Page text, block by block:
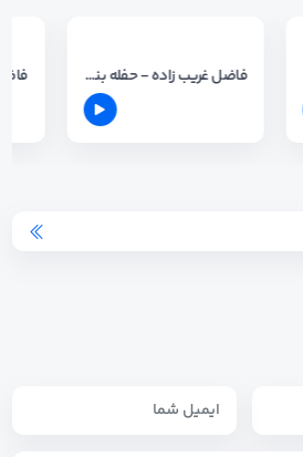
فاضل غریب زاده - حفله بندری جدید